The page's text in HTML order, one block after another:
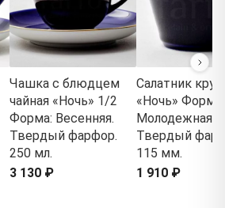
Чашка с блюдцем
чайная «Ночь» 1/2
Форма: Весенняя.
Твердый фарфор.
250 мл.
3 130 ₽
Салатник
«Ночь» Форма:
Молодежная.
Твердый
115 мм.
1 910 ₽